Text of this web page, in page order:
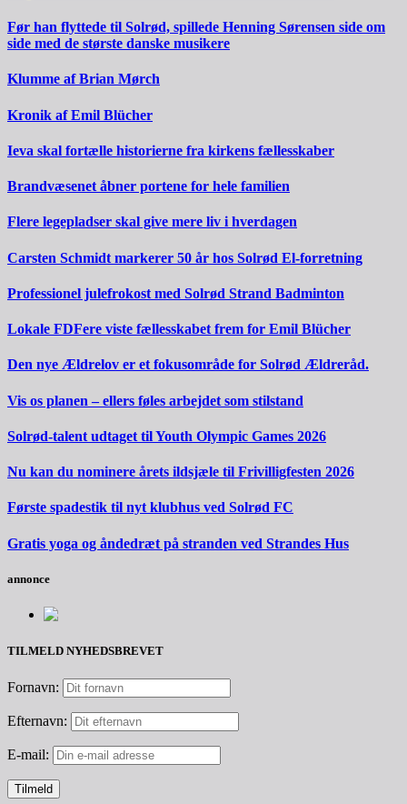
Før han flyttede til Solrød, spillede Henning Sørensen side om
side med de største danske musikere
Klumme af Brian Mørch
Kronik af Emil Blücher
Ieva skal fortælle historierne fra kirkens fællesskaber
Brandvæsenet åbner portene for hele familien
Flere legepladser skal give mere liv i hverdagen
Carsten Schmidt markerer 50 år hos Solrød El-forretning
Professionel julefrokost med Solrød Strand Badminton
Lokale FDFere viste fællesskabet frem for Emil Blücher
Den nye Ældrelov er et fokusområde for Solrød Ældreråd.
Vis os planen – ellers føles arbejdet som stilstand
Solrød-talent udtaget til Youth Olympic Games 2026
Nu kan du nominere årets ildsjæle til Frivilligfesten 2026
Første spadestik til nyt klubhus ved Solrød FC
Gratis yoga og åndedræt på stranden ved Strandes Hus
annonce
TILMELD NYHEDSBREVET
Fornavn:
Efternavn:
E-mail: